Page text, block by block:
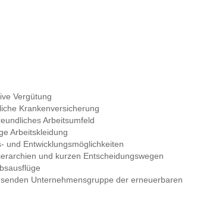
Vergütung
Krankenversicherung
Arbeitsumfeld
Arbeitskleidung
und Entwicklungsmöglichkeiten
und kurzen Entscheidungswegen
Unternehmensgruppe der erneuerbaren